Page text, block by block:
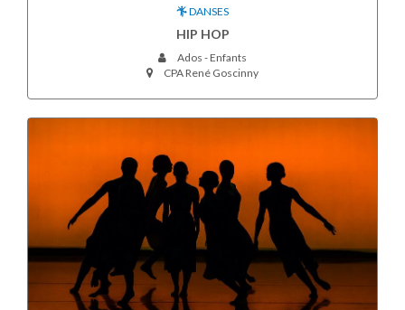
DANSES
HIP HOP
Ados - Enfants
CPA René Goscinny